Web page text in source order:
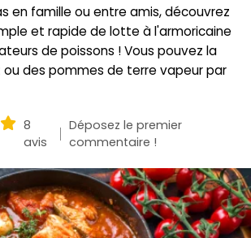
Connexion
en famille ou entre amis, découvrez
et rapide de lotte à l'armoricaine
de poissons ! Vous pouvez la
ou des pommes de terre vapeur par
8
avis
Déposez le premier
commentaire !